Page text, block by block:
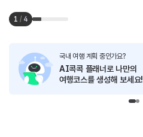
1 / 4
국내 여행 계획 중인가요?
AI콕콕 플래너로 나만의
여행코스를 생성해 보세요!